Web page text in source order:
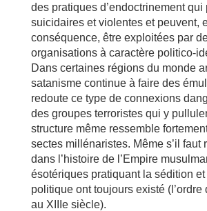
des pratiques d’endoctrinement qui
suicidaires et violentes et peuvent,
conséquence, être exploitées par
organisations à caractère politico-
Dans certaines régions du monde
satanisme continue à faire des
redoute ce type de connexions
des groupes terroristes qui y
structure même ressemble
sectes millénaristes. Même s’il faut
dans l’histoire de l’Empire
ésotériques pratiquant la sédition
politique ont toujours existé (l’ordre
au XIIIe siècle).